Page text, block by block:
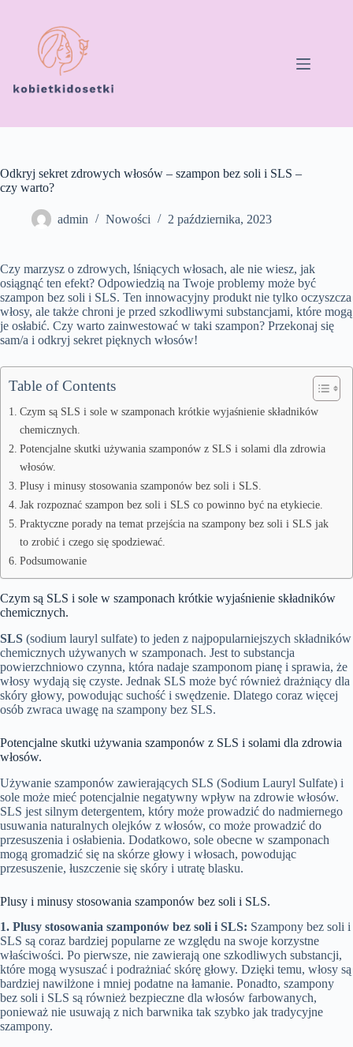
Odkryj sekret zdrowych włosów – szampon bez soli i SLS –
czy warto?
admin Nowości 2 października, 2023
Czy marzysz o zdrowych, lśniących włosach, ale nie wiesz, jak
osiągnąć ten efekt? Odpowiedzią na Twoje problemy może być
szampon bez soli i SLS. Ten innowacyjny produkt nie tylko oczyszcza
włosy, ale także chroni je przed szkodliwymi substancjami, które mogą
je osłabić. Czy warto zainwestować w taki szampon? Przekonaj się
sam/a i odkryj sekret pięknych włosów!
Table of Contents
Czym są SLS i sole w szamponach krótkie wyjaśnienie składników
chemicznych.
Potencjalne skutki używania szamponów z SLS i solami dla zdrowia
włosów.
Plusy i minusy stosowania szamponów bez soli i SLS.
Jak rozpoznać szampon bez soli i SLS co powinno być na etykiecie.
Praktyczne porady na temat przejścia na szampony bez soli i SLS jak
to zrobić i czego się spodziewać.
Podsumowanie
Czym są SLS i sole w szamponach krótkie wyjaśnienie składników
chemicznych.
SLS (sodium lauryl sulfate) to jeden z najpopularniejszych składników
chemicznych używanych w szamponach. Jest to substancja
powierzchniowo czynna, która nadaje szamponom pianę i sprawia, że
włosy wydają się czyste. Jednak SLS może być również drażniący dla
skóry głowy, powodując suchość i swędzenie. Dlatego coraz więcej
osób zwraca uwagę na szampony bez SLS.
Potencjalne skutki używania szamponów z SLS i solami dla zdrowia
włosów.
Używanie szamponów zawierających SLS (Sodium Lauryl Sulfate) i
sole może mieć potencjalnie negatywny wpływ na zdrowie włosów.
SLS jest silnym detergentem, który może prowadzić do nadmiernego
usuwania naturalnych olejków z włosów, co może prowadzić do
przesuszenia i osłabienia. Dodatkowo, sole obecne w szamponach
mogą gromadzić się na skórze głowy i włosach, powodując
przesuszenie, łuszczenie się skóry i utratę blasku.
Plusy i minusy stosowania szamponów bez soli i SLS.
1. Plusy stosowania szamponów bez soli i SLS: Szampony bez soli i
SLS są coraz bardziej popularne ze względu na swoje korzystne
właściwości. Po pierwsze, nie zawierają one szkodliwych substancji,
które mogą wysuszać i podrażniać skórę głowy. Dzięki temu, włosy są
bardziej nawilżone i mniej podatne na łamanie. Ponadto, szampony
bez soli i SLS są również bezpieczne dla włosów farbowanych,
ponieważ nie usuwają z nich barwnika tak szybko jak tradycyjne
szampony.